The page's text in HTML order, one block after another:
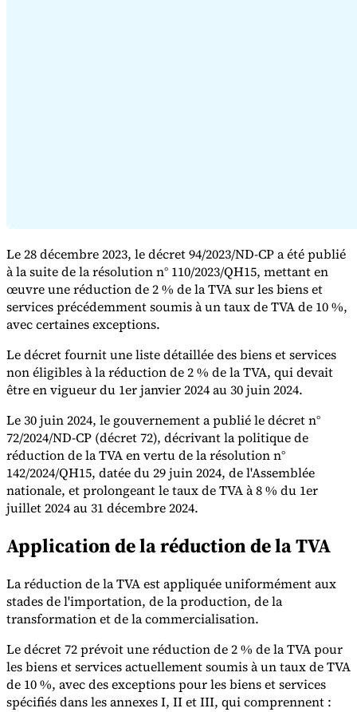
région du Golfe
fiscalité indirecte
Taxes sur le carbone et prélèvements
environnementaux
Outils
Calculateur de VAT
facturation électronique
Le 28 décembre 2023, le décret 94/2023/ND-CP a été publié
à la suite de la résolution n° 110/2023/QH15, mettant en
œuvre une réduction de 2 % de la TVA sur les biens et
services précédemment soumis à un taux de TVA de 10 %,
avec certaines exceptions.
Le décret fournit une liste détaillée des biens et services
non éligibles à la réduction de 2 % de la TVA, qui devait
être en vigueur du 1er janvier 2024 au 30 juin 2024.
Le 30 juin 2024, le gouvernement a publié le décret n°
72/2024/ND-CP (décret 72), décrivant la politique de
réduction de la TVA en vertu de la résolution n°
142/2024/QH15, datée du 29 juin 2024, de l'Assemblée
nationale, et prolongeant le taux de TVA à 8 % du 1er
juillet 2024 au 31 décembre 2024.
Application de la réduction de la TVA
La réduction de la TVA est appliquée uniformément aux
stades de l'importation, de la production, de la
transformation et de la commercialisation.
Le décret 72 prévoit une réduction de 2 % de la TVA pour
les biens et services actuellement soumis à un taux de TVA
de 10 %, avec des exceptions pour les biens et services
spécifiés dans les annexes I, II et III, qui comprennent :